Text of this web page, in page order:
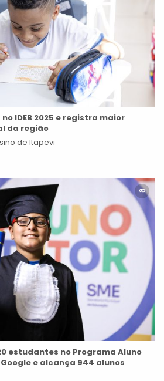
IDEB 2025 e registra maior
da região
de Itapevi
estudantes no Programa Aluno
e alcança 944 alunos